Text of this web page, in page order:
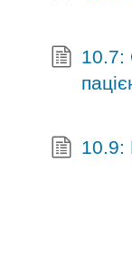
10.7:
10.9: